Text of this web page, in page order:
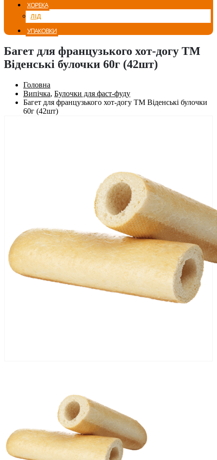
ХОРЕКА
ЛІД
УПАКОВКИ
Багет для французького хот-догу ТМ
Віденські булочки 60г (42шт)
Головна
Випічка, Булочки для фаст-фуду
Багет для французького хот-догу ТМ Віденські булочки
60г (42шт)